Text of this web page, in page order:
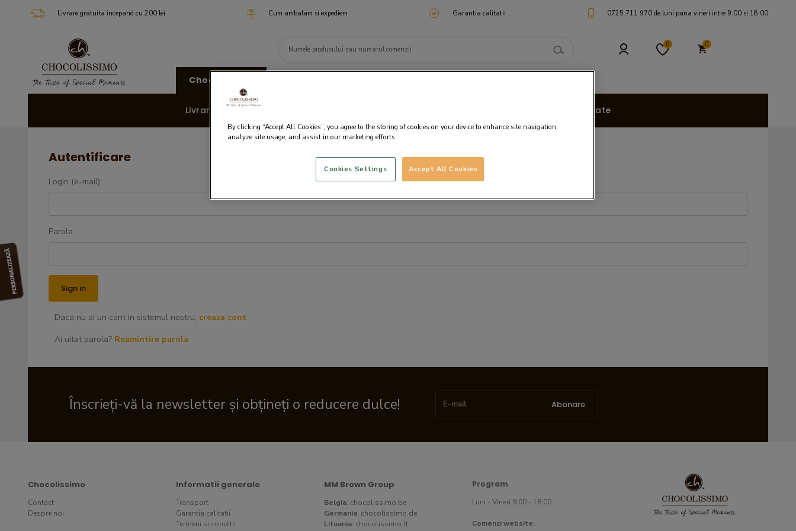
Livrare gratuita incepand cu 200 lei Cum ambalam si expediem Garantia calitatii 0725 711 970 de luni pana vineri intre 9:00 si 18:00
0 0
Chocolissimo
Livrare rapida 🚚 Cadouri Personalizate
Autentificare
Login (e-mail):
Parola :
Daca nu ai un cont in sistemul nostru, creaza cont
Ai uitat parola? Reamintire parola
Înscrieți-vă la newsletter și obțineți o reducere dulce! Abonare
Chocolissimo
Contact
Despre noi
Informatii generale
Transport
Garantia calitatii
Termeni si conditii
MM Brown Group
Belgia: chocolissimo.be
Germania: chocolissimo.de
Lituania: chocolissimo.lt
Program
Luni - Vineri 9:00 - 18:00
Comenzi website:
By clicking “Accept All Cookies”, you agree to the storing of cookies on your device to enhance site navigation,
analyze site usage, and assist in our marketing efforts.
Accept All Cookies
Cookies Settings